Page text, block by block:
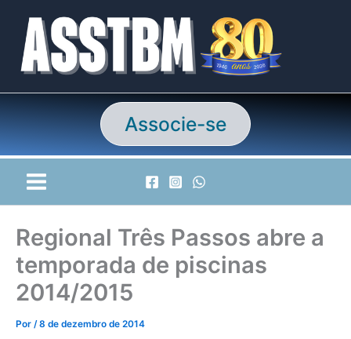
conteúdo
Associe-se
Regional Três Passos abre a
temporada de piscinas
2014/2015
Por /8 de dezembro de 2014